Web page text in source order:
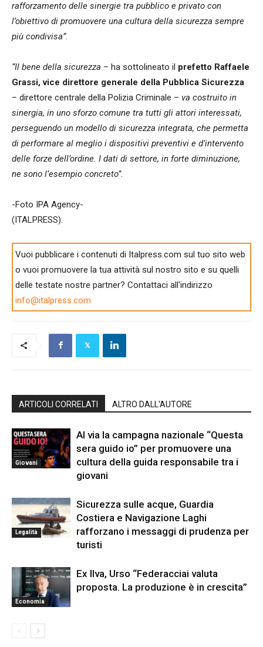
rafforzamento delle sinergie tra pubblico e privato con
l’obiettivo di promuovere una cultura della sicurezza sempre
più condivisa”.
“Il bene della sicurezza – ha sottolineato il prefetto Raffaele
Grassi, vice direttore generale della Pubblica Sicurezza
– direttore centrale della Polizia Criminale – va costruito in
sinergia, in uno sforzo comune tra tutti gli attori interessati,
perseguendo un modello di sicurezza integrata, che permetta
di performare al meglio i dispositivi preventivi e d’intervento
delle forze dell’ordine. I dati di settore, in forte diminuzione,
ne sono l’esempio concreto”.
-Foto IPA Agency-
(ITALPRESS).
Vuoi pubblicare i contenuti di Italpress.com sul tuo sito web
o vuoi promuovere la tua attività sul nostro sito e su quelli
delle testate nostre partner? Contattaci all'indirizzo
info@italpress.com
ARTICOLI CORRELATI ALTRO DALL'AUTORE
Giovani
Al via la campagna nazionale “Questa
sera guido io” per promuovere una
cultura della guida responsabile tra i
giovani
Legalità
Sicurezza sulle acque, Guardia
Costiera e Navigazione Laghi
rafforzano i messaggi di prudenza per
turisti
Economia
Ex Ilva, Urso “Federacciai valuta
proposta. La produzione è in crescita”